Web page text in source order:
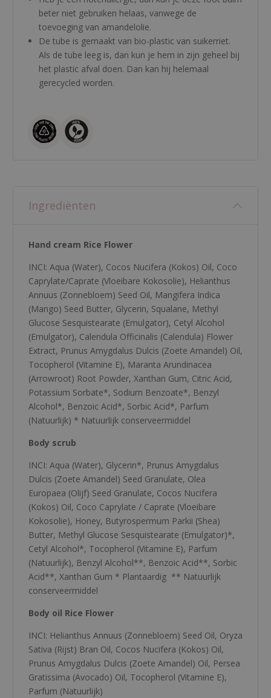
beter niet gebruiken helaas, vanwege de
toevoeging van amandelolie.
De tube is gemaakt van bio-plastic van suikerriet.
Als de tube leeg is, dan kun je hem in zijn geheel bij
het plastic afval doen. Dan kan hij helemaal
gerecycled worden.
Ingrediënten
Hand cream Rice Flower
INCI: Aqua (Water), Cocos Nucifera (Kokos) Oil, Coco
Caprylate/Caprate (Vloeibare Kokosolie), Helianthus
Annuus (Zonnebloem) Seed Oil, Mangifera Indica
(Mango) Seed Butter, Glycerin, Squalane, Methyl
Glucose Sesquistearate (Emulgator), Cetyl Alcohol
(Emulgator), Calendula Officinalis (Calendula) Flower
Extract, Prunus Amygdalus Dulcis (Zoete Amandel) Oil,
Tocopherol (Vitamine E), Maranta Arundinacea
(Arrowroot) Root Powder, Xanthan Gum, Citric Acid,
Potassium Sorbate*, Sodium Benzoate*, Benzyl
Alcohol*, Benzoic Acid*, Sorbic Acid*, Parfum
(Natuurlijk) * Natuurlijk conserveermiddel
Body scrub
INCI: Aqua (Water), Glycerin*, Prunus Amygdalus
Dulcis (Zoete Amandel) Seed Granulate, Olea
Europaea (Olijf) Seed Granulate, Cocos Nucifera
(Kokos) Oil, Coco Caprylate / Caprate (Vloeibare
Kokosolie), Honey, Butyrospermum Parkii (Shea)
Butter, Methyl Glucose Sesquistearate (Emulgator)*,
Cetyl Alcohol*, Tocopherol (Vitamine E), Parfum
(Natuurlijk), Benzyl Alcohol**, Benzoic Acid**, Sorbic
Acid**, Xanthan Gum * Plantaardig ** Natuurlijk
conserveermiddel
Body oil Rice Flower
INCI: Helianthus Annuus (Zonnebloem) Seed Oil, Oryza
Sativa (Rijst) Bran Oil, Cocos Nucifera (Kokos) Oil,
Prunus Amygdalus Dulcis (Zoete Amandel) Oil, Persea
Gratissima (Avocado) Oil, Tocopherol (Vitamine E),
Parfum (Natuurlijk)